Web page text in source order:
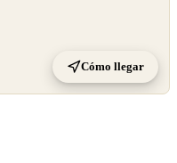
Cómo llegar